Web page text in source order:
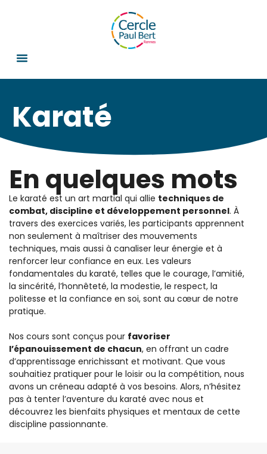
Karaté
En quelques mots
Le karaté est un art martial qui allie techniques de
combat, discipline et développement personnel. À
travers des exercices variés, les participants apprennent
non seulement à maîtriser des mouvements
techniques, mais aussi à canaliser leur énergie et à
renforcer leur confiance en eux. Les valeurs
fondamentales du karaté, telles que le courage, l’amitié,
la sincérité, l’honnêteté, la modestie, le respect, la
politesse et la confiance en soi, sont au cœur de notre
pratique.
Nos cours sont conçus pour favoriser
l’épanouissement de chacun, en offrant un cadre
d’apprentissage enrichissant et motivant. Que vous
souhaitiez pratiquer pour le loisir ou la compétition, nous
avons un créneau adapté à vos besoins. Alors, n’hésitez
pas à tenter l’aventure du karaté avec nous et
découvrez les bienfaits physiques et mentaux de cette
discipline passionnante.